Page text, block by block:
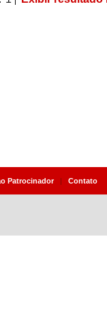
Patrocinador| Contato